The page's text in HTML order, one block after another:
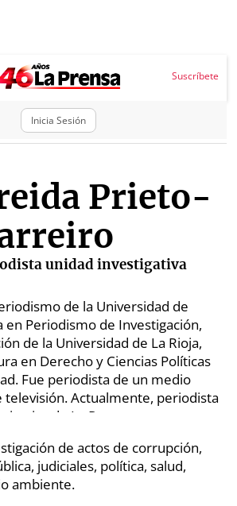
Inicia Sesión
Suscríbete
News
Ellas
Status
Vivir+
Opinión
Blogs
Videos
Fe
Prieto-
unidad investigativa
de la Universidad de
en Periodismo de Investigación,
de la Universidad de La Rioja,
en Derecho y Ciencias Políticas
Fue periodista de un medio
televisión. Actualmente, periodista
de La Prensa.
de actos de corrupción,
judiciales, política, salud,
ambiente.